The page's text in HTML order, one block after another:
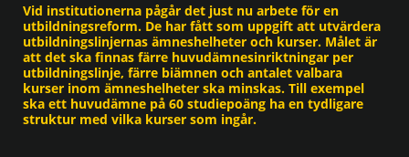
Vid institutionerna pågår det just nu arbete för en
utbildningsreform. De har fått som uppgift att utvärdera
utbildningslinjernas ämneshelheter och kurser. Målet är
att det ska finnas färre huvudämnesinriktningar per
utbildningslinje, färre biämnen och antalet valbara
kurser inom ämneshelheter ska minskas. Till exempel
ska ett huvudämne på 60 studiepoäng ha en tydligare
struktur med vilka kurser som ingår.